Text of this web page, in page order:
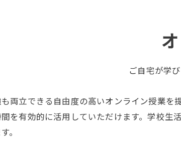
ご自宅が学
両立できる自由度の高いオンライン授業
を有効的に活用していただけます。学校
。